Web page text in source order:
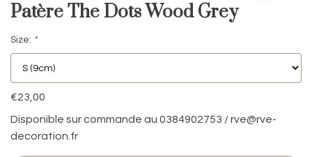
Patère The Dots Wood Grey
Size: *
€23,00
Disponible sur commande au 0384902753 /rve@rve-
decoration.fr